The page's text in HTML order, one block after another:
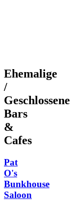
Ehemalige
/
Geschlossene
Bars
&
Cafes
Pat
O's
Bunkhouse
Saloon